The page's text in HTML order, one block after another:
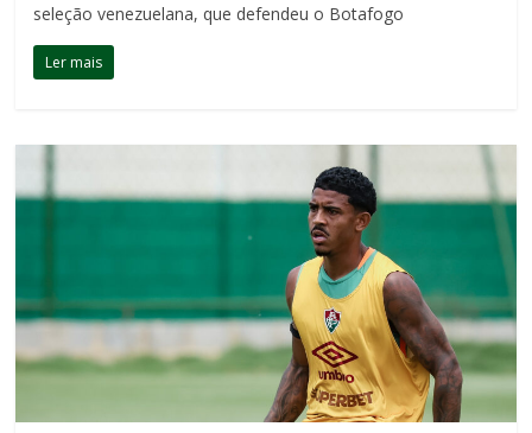
seleção venezuelana, que defendeu o Botafogo
Ler mais